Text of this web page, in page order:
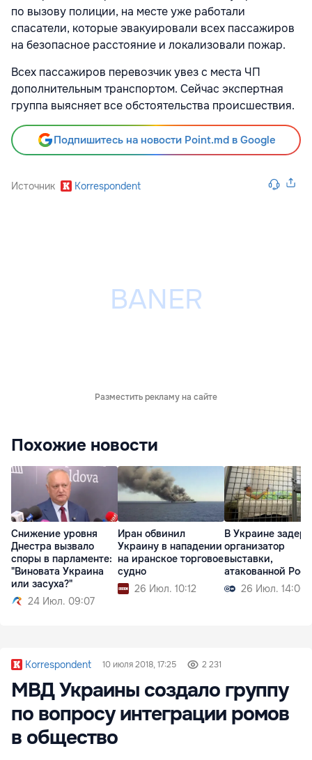
по вызову полиции, на месте уже работали
спасатели, которые эвакуировали всех пассажиров
на безопасное расстояние и локализовали пожар.
Всех пассажиров перевозчик увез с места ЧП
дополнительным транспортом. Сейчас экспертная
группа выясняет все обстоятельства происшествия.
Подпишитесь на новости Point.md в Google
Источник Korrespondent
Разместить рекламу на сайте
Похожие новости
Снижение уровня
Днестра вызвало
споры в парламенте:
"Виновата Украина
или засуха?"
24 Июл. 09:07
Иран обвинил
Украину в нападении
на иранское торговое
судно
26 Июл. 10:12
В Украине
организатор
выставки,
атакованной
26 Июл. 14:00
Korrespondent 10 июля 2018, 17:25 2 231
МВД Украины создало группу
по вопросу интеграции ромов
в общество